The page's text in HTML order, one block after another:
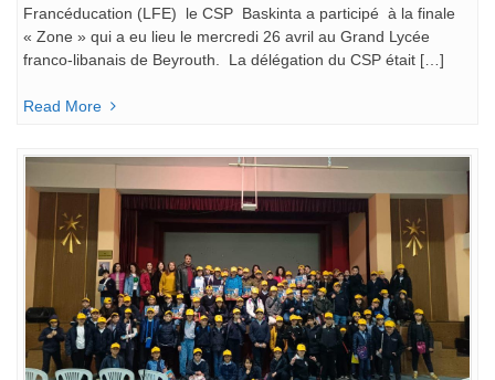
Francéducation (LFE) le CSP Baskinta a participé à la finale
« Zone » qui a eu lieu le mercredi 26 avril au Grand Lycée
franco-libanais de Beyrouth. La délégation du CSP était […]
Read More